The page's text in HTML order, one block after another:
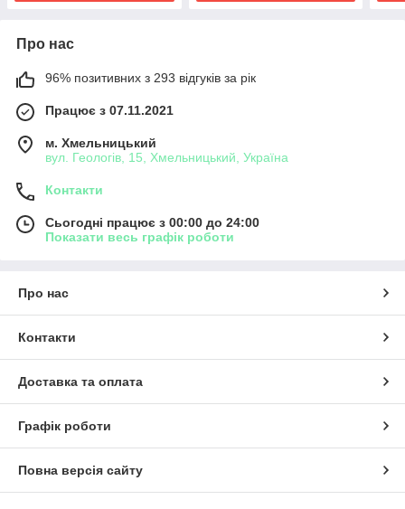
Про нас
96% позитивних з 293 відгуків за рік
Працює з 07.11.2021
м. Хмельницький
вул. Геологів, 15, Хмельницький, Україна
Контакти
Сьогодні працює з 00:00 до 24:00
Показати весь графік роботи
Про нас
Контакти
Доставка та оплата
Графік роботи
Повна версія сайту